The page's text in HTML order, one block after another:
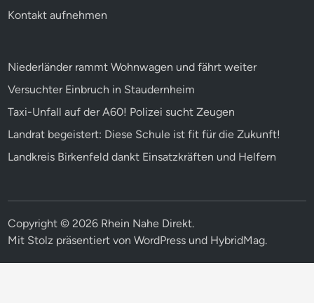
Kontakt aufnehmen
Niederländer rammt Wohnwagen und fährt weiter
Versuchter Einbruch in Staudernheim
Taxi-Unfall auf der A60! Polizei sucht Zeugen
Landrat begeistert: Diese Schule ist fit für die Zukunft!
Landkreis Birkenfeld dankt Einsatzkräften und Helfern
Copyright © 2026 Rhein Nahe Direkt.
Mit Stolz präsentiert vonWordPress und HybridMag.